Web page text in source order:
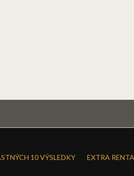
10 VÝSLEDKY EXTRA